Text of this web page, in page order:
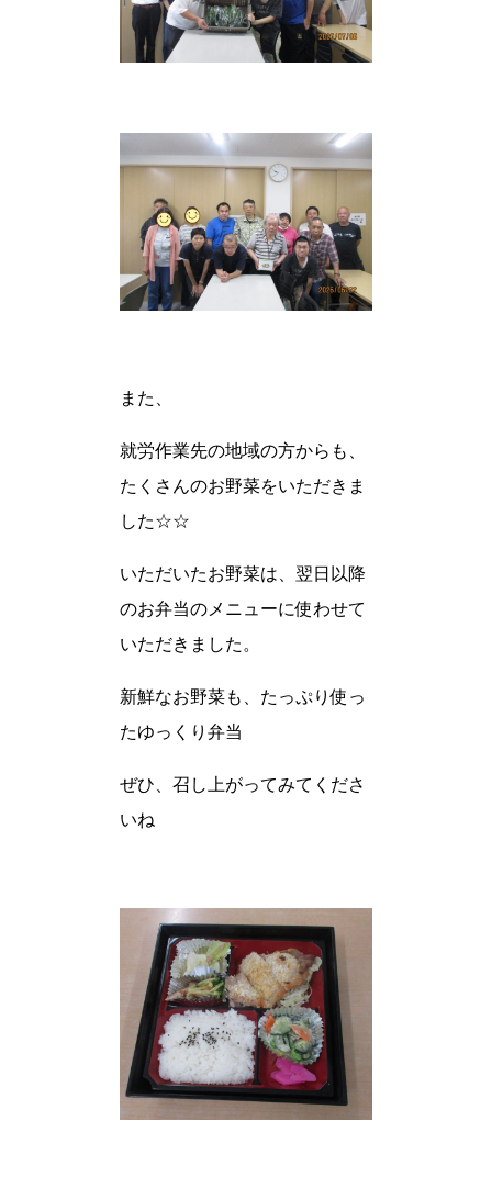
また、
就労作業先の地域の方からも、
たくさんのお野菜をいただきま
した☆☆
いただいたお野菜は、翌日以降
のお弁当のメニューに使わせて
いただきました。
新鮮なお野菜も、たっぷり使っ
たゆっくり弁当
ぜひ、召し上がってみてくださ
いね